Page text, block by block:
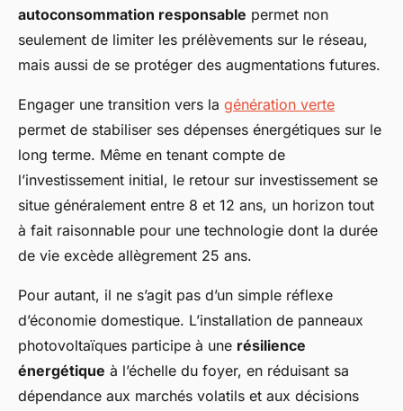
autoconsommation responsable permet non
seulement de limiter les prélèvements sur le réseau,
mais aussi de se protéger des augmentations futures.
Engager une transition vers la génération verte
permet de stabiliser ses dépenses énergétiques sur le
long terme. Même en tenant compte de
l’investissement initial, le retour sur investissement se
situe généralement entre 8 et 12 ans, un horizon tout
à fait raisonnable pour une technologie dont la durée
de vie excède allègrement 25 ans.
Pour autant, il ne s’agit pas d’un simple réflexe
d’économie domestique. L’installation de panneaux
photovoltaïques participe à une résilience
énergétique à l’échelle du foyer, en réduisant sa
dépendance aux marchés volatils et aux décisions